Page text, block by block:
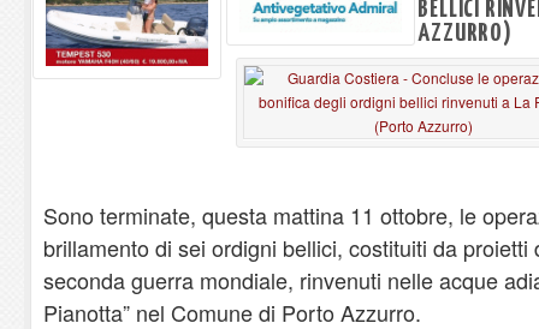
BELLICI
AZZURRO)
Sono terminate, questa mattina 11 ottobre, le
brillamento di sei ordigni bellici, costituiti da
seconda guerra mondiale, rinvenuti nelle acque
Pianotta” nel Comune di Porto Azzurro.